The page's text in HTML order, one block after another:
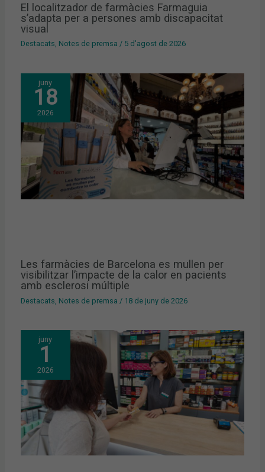
El localitzador de farmàcies Farmaguia
s’adapta per a persones amb discapacitat
visual
Destacats, Notes de premsa / 5 d'agost de 2026
juny
18
2026
Les farmàcies de Barcelona es mullen per
visibilitzar l’impacte de la calor en pacients
amb esclerosi múltiple
Destacats Notes de premsa / 18 de juny de 2026
juny
1
2026